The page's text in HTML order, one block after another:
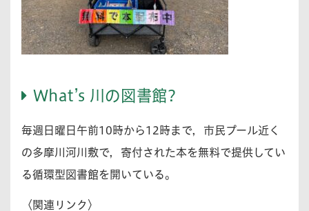
What’s 川の図書館?
毎週日曜日午前10時から12時まで，市民プール近く
の多摩川河川敷で，寄付された本を無料で提供してい
る循環型図書館を開いている。
〈関連リンク〉